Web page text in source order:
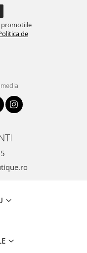
promotiile
de